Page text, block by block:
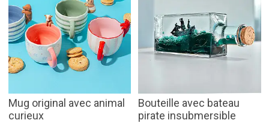
Mug original avec animal
curieux
Bouteille avec bateau
pirate insubmersible